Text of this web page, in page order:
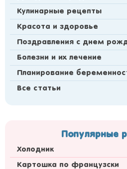
Кулинарные рецепты
Красота и здоровье
Поздравления с днем
Болезни и их лечение
Планирование
Все статьи
Популярные
Холодник
Картошка по французски